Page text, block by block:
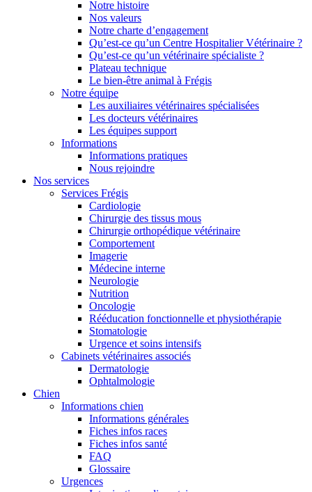
Notre histoire
Nos valeurs
Notre charte d’engagement
Qu’est-ce qu’un Centre Hospitalier Vétérinaire ?
Qu’est-ce qu’un vétérinaire spécialiste ?
Plateau technique
Le bien-être animal à Frégis
Notre équipe
Les auxiliaires vétérinaires spécialisées
Les docteurs vétérinaires
Les équipes support
Informations
Informations pratiques
Nous rejoindre
Nos services
Services Frégis
Cardiologie
Chirurgie des tissus mous
Chirurgie orthopédique vétérinaire
Comportement
Imagerie
Médecine interne
Neurologie
Nutrition
Oncologie
Rééducation fonctionnelle et physiothérapie
Stomatologie
Urgence et soins intensifs
Cabinets vétérinaires associés
Dermatologie
Ophtalmologie
Chien
Informations chien
Informations générales
Fiches infos races
Fiches infos santé
FAQ
Glossaire
Urgences